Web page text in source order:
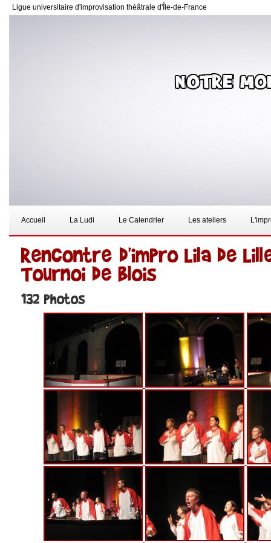
Ligue universitaire d'improvisation théâtrale d'Île-de-France
Accueil La Ludi Le Calendrier Les ateliers